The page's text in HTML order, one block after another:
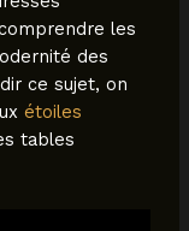
les
des
ce sujet, on
étoiles
tables